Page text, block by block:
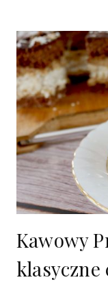
Kawowy
klasyczne